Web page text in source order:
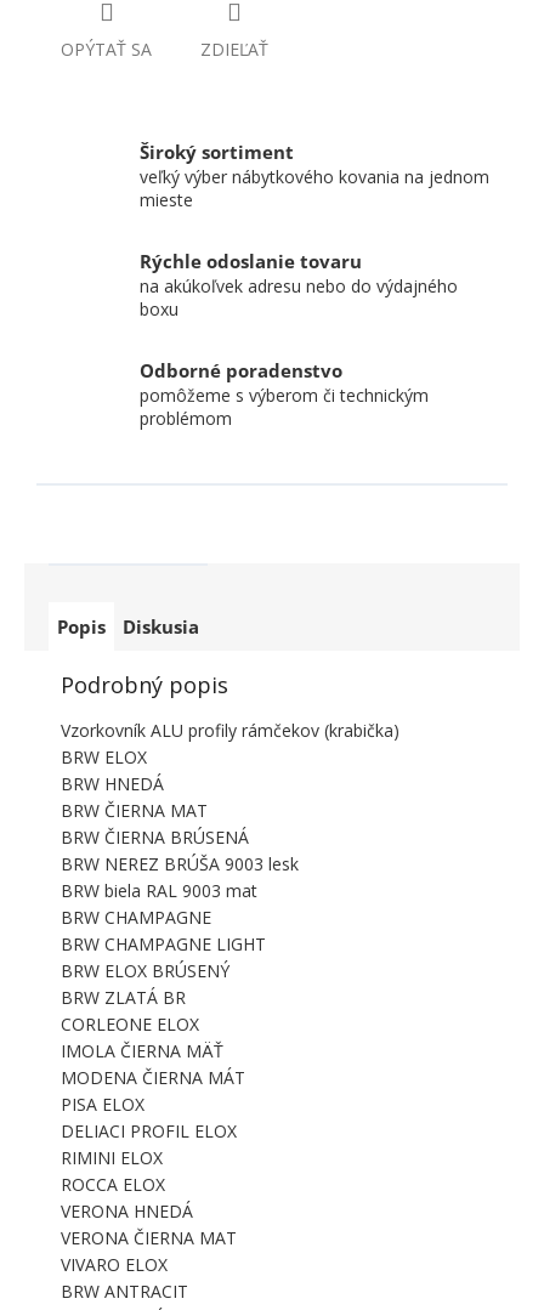
OPÝTAŤ SA ZDIEĽAŤ
Široký sortiment
veľký výber nábytkového kovania na jednom
mieste
Rýchle odoslanie tovaru
na akúkoľvek adresu nebo do výdajného
boxu
Odborné poradenstvo
pomôžeme s výberom či technickým
problémom
Popis Diskusia
Podrobný popis
Vzorkovník ALU profily rámčekov (krabička)
BRW ELOX
BRW HNEDÁ
BRW ČIERNA MAT
BRW ČIERNA BRÚSENÁ
BRW NEREZ BRÚŠA 9003 lesk
BRW biela RAL 9003 mat
BRW CHAMPAGNE
BRW CHAMPAGNE LIGHT
BRW ELOX BRÚSENÝ
BRW ZLATÁ BR
CORLEONE ELOX
IMOLA ČIERNA MÄŤ
MODENA ČIERNA MÁT
PISA ELOX
DELIACI PROFIL ELOX
RIMINI ELOX
ROCCA ELOX
VERONA HNEDÁ
VERONA ČIERNA MAT
VIVARO ELOX
BRW ANTRACIT